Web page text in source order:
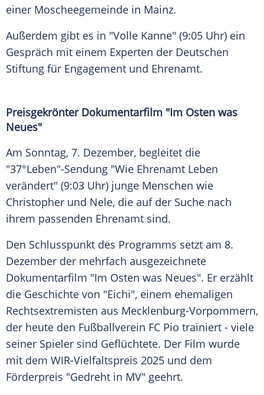
einer Moscheegemeinde in Mainz.
Außerdem gibt es in "Volle Kanne" (9:05 Uhr) ein
Gespräch mit einem Experten der Deutschen
Stiftung für Engagement und Ehrenamt.
Preisgekrönter Dokumentarfilm "Im Osten was
Neues"
Am Sonntag, 7. Dezember, begleitet die
"37°Leben"-Sendung "Wie Ehrenamt Leben
verändert" (9:03 Uhr) junge Menschen wie
Christopher und Nele, die auf der Suche nach
ihrem passenden Ehrenamt sind.
Den Schlusspunkt des Programms setzt am 8.
Dezember der mehrfach ausgezeichnete
Dokumentarfilm "Im Osten was Neues". Er erzählt
die Geschichte von "Eichi", einem ehemaligen
Rechtsextremisten aus Mecklenburg-Vorpommern,
der heute den Fußballverein FC Pio trainiert - viele
seiner Spieler sind Geflüchtete. Der Film wurde
mit dem WIR-Vielfaltspreis 2025 und dem
Förderpreis "Gedreht in MV" geehrt.